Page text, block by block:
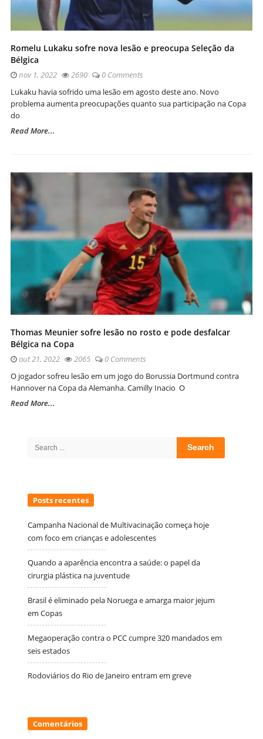
Romelu Lukaku sofre nova lesão e preocupa Seleção da
Bélgica
nov 1, 2022 2690
0 Comments
Lukaku havia sofrido uma lesão em agosto deste ano. Novo
problema aumenta preocupações quanto sua participação na Copa
do
Read More...
Thomas Meunier sofre lesão no rosto e pode desfalcar
Bélgica na Copa
out 21, 2022 2065
0 Comments
O jogador sofreu lesão em um jogo do Borussia Dortmund contra
Hannover na Copa da Alemanha. Camilly Inacio O
Read More...
Search
Posts recentes
Campanha Nacional de Multivacinação começa hoje
com foco em crianças e adolescentes
Quando a aparência encontra a saúde: o papel da
cirurgia plástica na juventude
Brasil é eliminado pela Noruega e amarga maior jejum
em Copas
Megaoperação contra o PCC cumpre 320 mandados em
seis estados
Rodoviários do Rio de Janeiro entram em greve
Comentários